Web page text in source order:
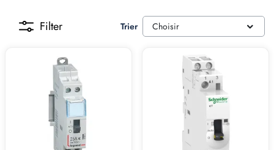
Filter Trier Choisir